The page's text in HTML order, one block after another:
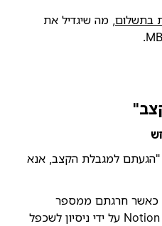
בתשלום, מה שיגדיל את
"הגעתם למגבלת הקצב, אנא
כאשר חרגתם ממספר
הבקשות המותרות ל-API של Notion על ידי ניסיון לשכפל